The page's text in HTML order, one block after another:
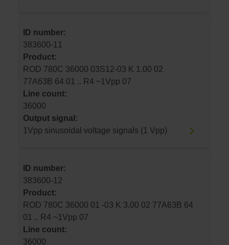
ID number:
383600-11
Product:
ROD 780C 36000 03S12-03 K 1.00 02
77A63B 64 01 .. R4 ~1Vpp 07
Line count:
36000
Output signal:
1Vpp sinusoidal voltage signals (1 Vpp)
ID number:
383600-12
Product:
ROD 780C 36000 01 -03 K 3.00 02 77A63B 64
01 .. R4 ~1Vpp 07
Line count:
36000